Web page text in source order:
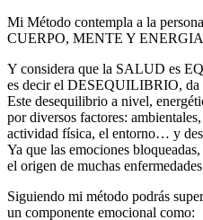
Mi Método contempla a la
CUERPO, MENTE Y
Y considera que la SALUD es
es decir el DESEQUILIBRIO,
Este desequilibrio a nivel,
por diversos factores:
actividad física, el entorno… y
Ya que las emociones
el origen de muchas
Siguiendo mi método podrás
un componente emocional como: